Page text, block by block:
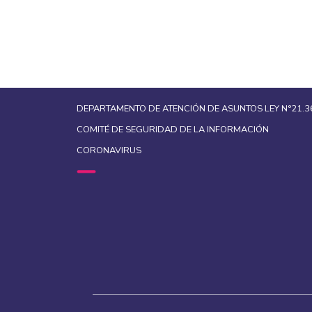
DEPARTAMENTO DE ATENCIÓN DE ASUNTOS LEY
COMITÉ DE SEGURIDAD DE LA INFORMACIÓN
CORONAVIRUS